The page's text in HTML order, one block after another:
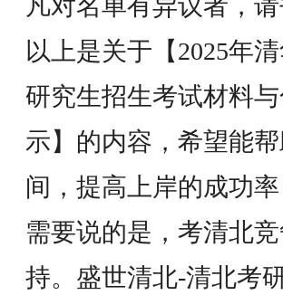
凡对名单有异议者，
以上是关于【2025年
研究生招生考试材料
示】的内容，希望能
间，提高上岸的成功率
需要说的是，考清北
持。盛世清北-清北考